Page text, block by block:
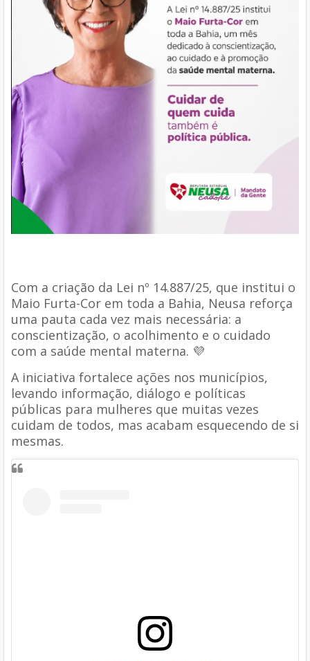
Com a criação da Lei nº 14.887/25, que institui o
Maio Furta-Cor em toda a Bahia, Neusa reforça
uma pauta cada vez mais necessária: a
conscientização, o acolhimento e o cuidado
com a saúde mental materna. 💜
A iniciativa fortalece ações nos municípios,
levando informação, diálogo e políticas
públicas para mulheres que muitas vezes
cuidam de todos, mas acabam esquecendo de si
mesmas.